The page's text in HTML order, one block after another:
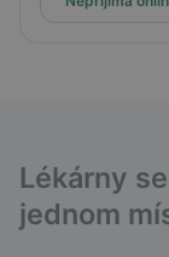
Lékárny
jednom